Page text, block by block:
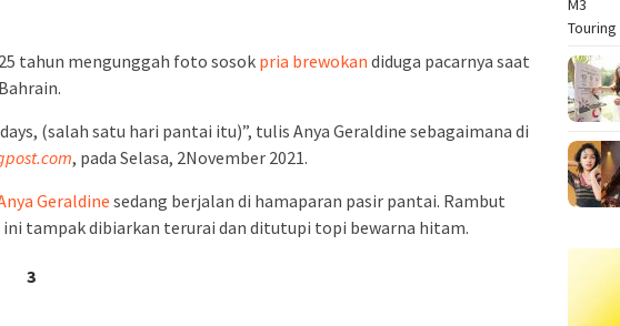
tahun mengunggah foto sosok pria brewokan diduga pacarnya saat
(salah satu hari pantai itu)”, tulis Anya Geraldine sebagaimana di
, pada Selasa, 2November 2021.
Geraldine sedang berjalan di hamaparan pasir pantai. Rambut
tampak dibiarkan terurai dan ditutupi topi bewarna hitam.
3